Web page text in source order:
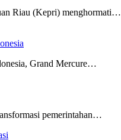
Riau (Kepri) menghormati…
Grand Mercure…
pemerintahan…